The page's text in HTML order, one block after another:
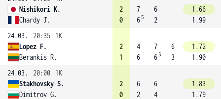
Nishikori K.
Chardy J.
2
0
7
6 5
6
2
1.66
1.99
24.03.
20:35
1K
Lopez F.
Berankis R.
2
1
4
6
7
6 5
6
3
1.72
1.90
24.03.
20:00
1K
Stakhovsky S.
Dimitrov G.
2
0
6
2
6
4
1.83
1.79